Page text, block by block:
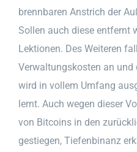
brennbaren Anstrich der
Sollen auch diese entfernt
Lektionen. Des Weiteren
Verwaltungskosten an und
wird in vollem Umfang
lernt. Auch wegen dieser
von Bitcoins in den
gestiegen, Tiefenbinanz